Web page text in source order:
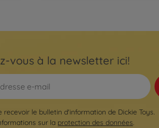
vous à la newsletter ici!
recevoir le bulletin d'information de Dickie Toys.
sur la protection des données.